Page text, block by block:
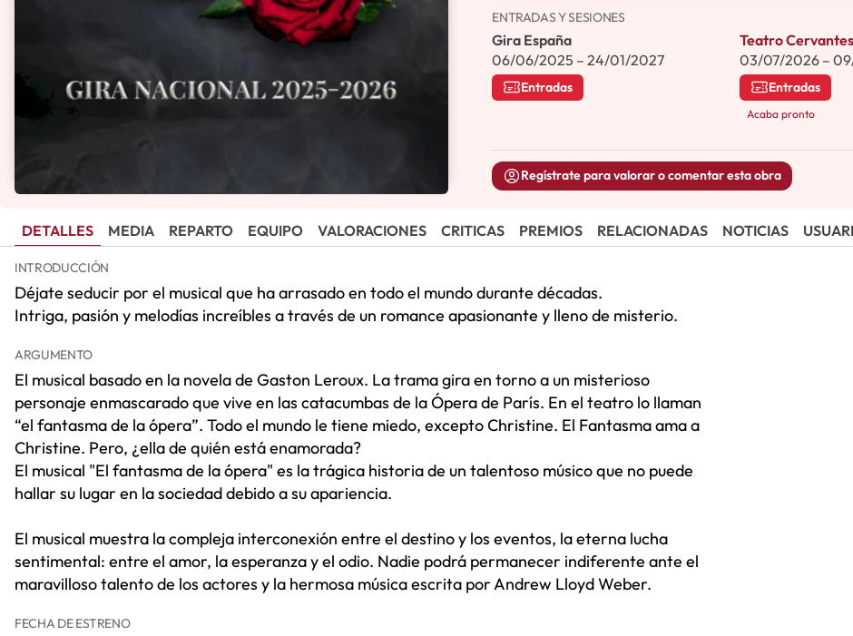
ENTRADAS Y SESIONES
Gira España
06/06/2025 – 24/01/2027
Entradas
Teatro Cervantes
03/07/2026 –
Entradas
Acaba pronto
Regístrate para valorar o comentar esta obra
DETALLES MEDIA REPARTO EQUIPO VALORACIONES CRITICAS PREMIOS RELACIONADAS NOTICIAS
INTRODUCCIÓN
Déjate seducir por el musical que ha arrasado en todo el mundo durante décadas.
Intriga, pasión y melodías increíbles a través de un romance apasionante y lleno de misterio.
ARGUMENTO
El musical basado en la novela de Gaston Leroux. La trama gira en torno a un misterioso
personaje enmascarado que vive en las catacumbas de la Ópera de París. En el teatro lo llaman
“el fantasma de la ópera”. Todo el mundo le tiene miedo, excepto Christine. El Fantasma ama a
Christine. Pero, ¿ella de quién está enamorada?
El musical "El fantasma de la ópera" es la trágica historia de un talentoso músico que no puede
hallar su lugar en la sociedad debido a su apariencia.
El musical muestra la compleja interconexión entre el destino y los eventos, la eterna lucha
sentimental: entre el amor, la esperanza y el odio. Nadie podrá permanecer indiferente ante el
maravilloso talento de los actores y la hermosa música escrita por Andrew Lloyd Weber.
FECHA DE ESTRENO